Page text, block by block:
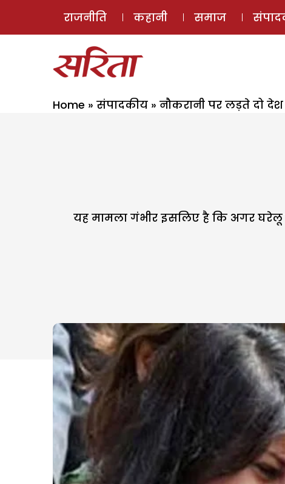
राजनीति कहानी समाज
Home » संपादकीय » नौकरानी पर लड़ते दो देश
यह मामला गंभीर इसलिए है कि अगर घरेलू